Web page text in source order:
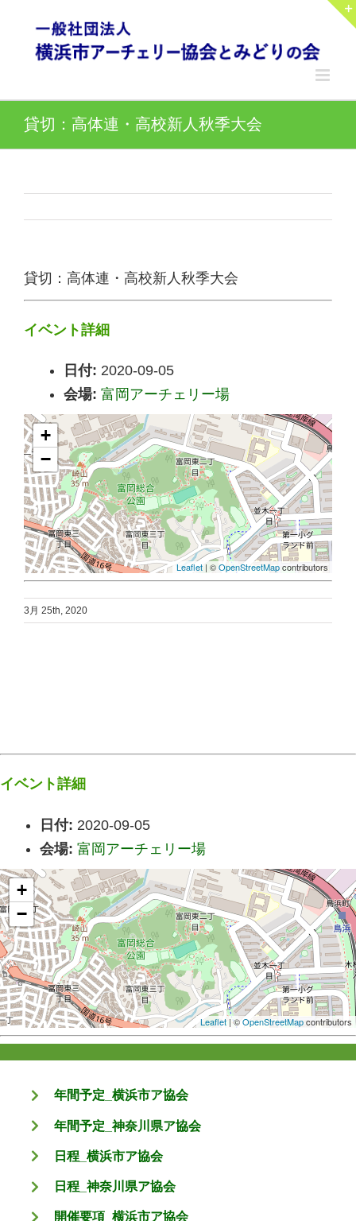
content
貸切：高体連・高校新人秋季大会
貸切：高体連・高校新人秋季大会
イベント詳細
日付: 2020-09-05
会場: 富岡アーチェリー場
+
−
Leaflet | ©OpenStreetMapcontributors
3月 25th, 2020
イベント詳細
日付: 2020-09-05
会場: 富岡アーチェリー場
+
−
Leaflet | ©OpenStreetMapcontributors
年間予定_横浜市ア協会
年間予定_神奈川県ア協会
日程_横浜市ア協会
日程_神奈川県ア協会
開催要項_横浜市ア協会